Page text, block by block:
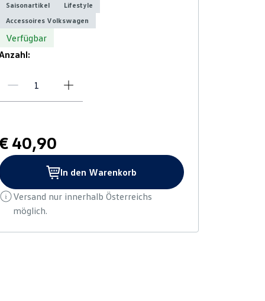
Saisonartikel
Lifestyle
Accessoires Volkswagen
Verfügbar
40,90
In den Warenkorb
Versand nur innerhalb Österreichs
möglich.